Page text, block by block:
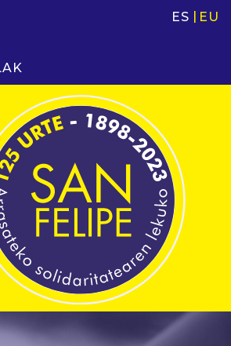
ES EU